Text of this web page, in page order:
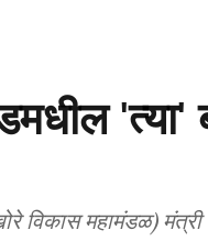
'त्या'
विकास महामंडळ) मंत्री